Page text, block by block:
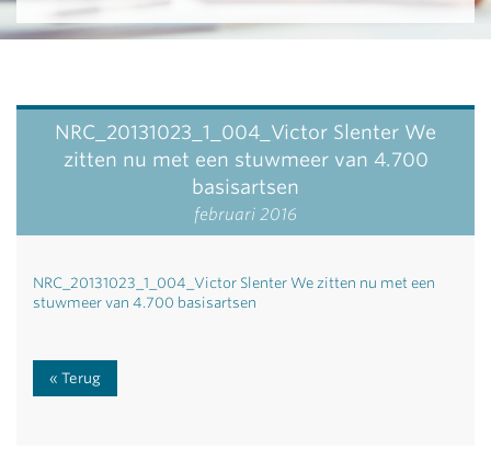
NRC_20131023_1_004_Victor Slenter We
zitten nu met een stuwmeer van 4.700
basisartsen
februari 2016
NRC_20131023_1_004_Victor Slenter We zitten nu met een
stuwmeer van 4.700 basisartsen
Terug